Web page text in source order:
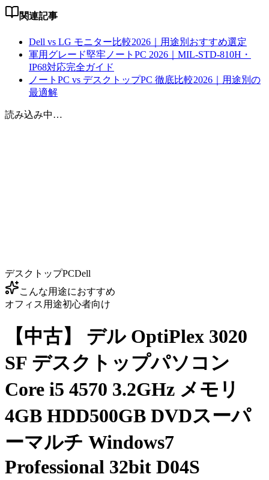
関連記事
Dell vs LG モニター比較2026｜用途別おすすめ選定
軍用グレード堅牢ノートPC 2026｜MIL-STD-810H・
IP68対応完全ガイド
ノートPC vs デスクトップPC 徹底比較2026｜用途別の
最適解
読み込み中…
デスクトップPCDell
こんな用途におすすめ
オフィス用途初心者向け
【中古】 デル OptiPlex 3020
SF デスクトップパソコン
Core i5 4570 3.2GHz メモリ
4GB HDD500GB DVDスーパ
ーマルチ Windows7
Professional 32bit D04S